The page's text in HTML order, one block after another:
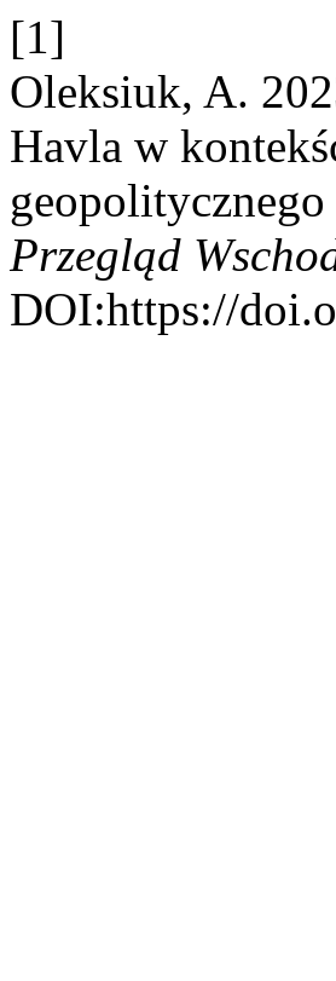
[1]
Oleksiuk, A.
Havla w
Przegląd
DOI:https://